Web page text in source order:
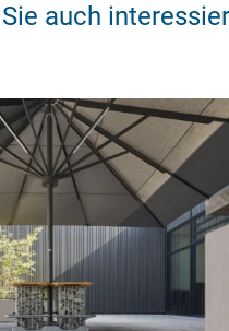
auch